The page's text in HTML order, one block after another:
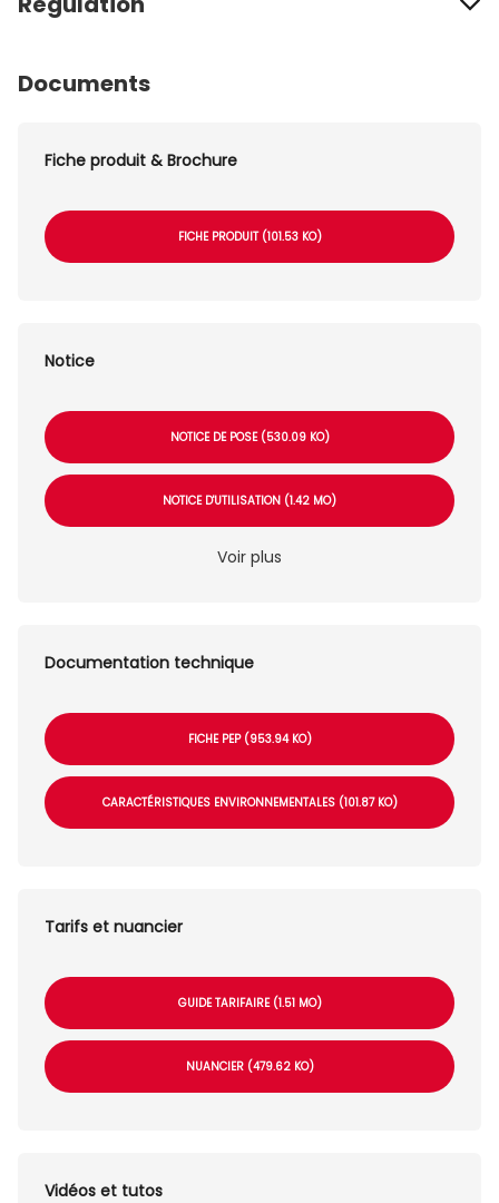
Documents
Fiche produit & Brochure
FICHE PRODUIT (101.53 KO)
Notice
NOTICE DE POSE (530.09 KO)
NOTICE D'UTILISATION (1.42 MO)
Voir plus
Documentation technique
FICHE PEP (953.94 KO)
CARACTÉRISTIQUES ENVIRONNEMENTALES (101.87 KO)
Tarifs et nuancier
GUIDE TARIFAIRE (1.51 MO)
NUANCIER (479.62 KO)
Vidéos et tutos